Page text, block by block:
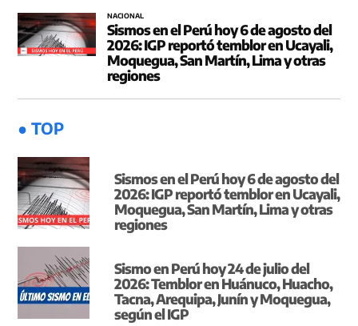
NACIONAL
Sismos en el Perú hoy 6 de agosto del
2026: IGP reportó temblor en Ucayali,
Moquegua, San Martín, Lima y otras
regiones
● TOP
Sismos en el Perú hoy 6 de agosto del
2026: IGP reportó temblor en Ucayali,
Moquegua, San Martín, Lima y otras
regiones
Sismo en Perú hoy 24 de julio del
2026: Temblor en Huánuco, Huacho,
Tacna, Arequipa, Junín y Moquegua,
según el IGP